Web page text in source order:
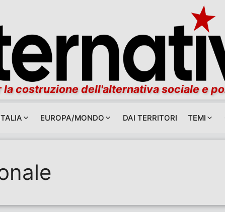
la costruzione dell'alternativa sociale e
EUROPA/MONDO DAI TERRITORI TEMI